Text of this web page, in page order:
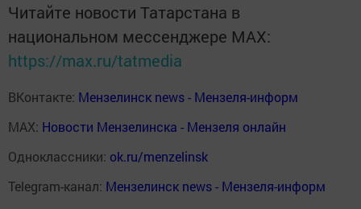
Читайте новости Татарстана в
национальном мессенджере MАХ:
https://max.ru/tatmedia
ВКонтакте: Мензелинск news - Мензеля-информ
MAX: Новости Мензелинска - Мензеля онлайн
Одноклассники: ok.ru/menzelinsk
Telegram-канал: Мензелинск news - Мензеля-информ